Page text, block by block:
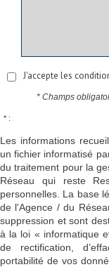
J'accepte les
* Champs
* :
Les informations
un fichier informatisé
du traitement pour la
Réseau qui reste
personnelles. La base
de l'Agence / du
suppression et sont
à la loi « informatique
de rectification,
portabilité de vos